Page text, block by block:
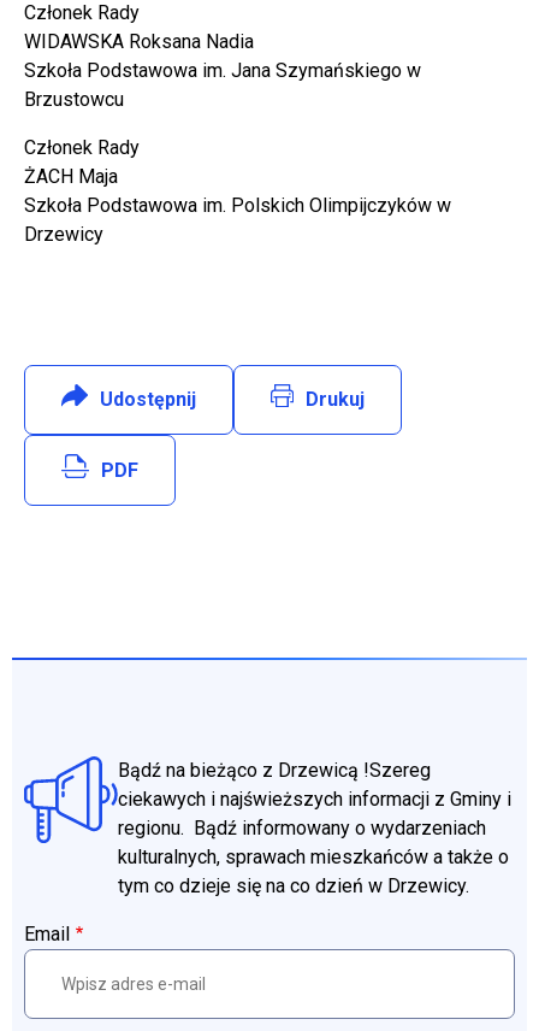
Członek Rady
WIDAWSKA Roksana Nadia
Szkoła Podstawowa im. Jana Szymańskiego w
Brzustowcu
Członek Rady
ŻACH Maja
Szkoła Podstawowa im. Polskich Olimpijczyków w
Drzewicy
Udostępnij: Facebook Drukuj
Will open in new tab
PDF
Bądź na bieżąco z Drzewicą !Szereg
ciekawych i najświeższych informacji z Gminy i
regionu. Bądź informowany o wydarzeniach
kulturalnych, sprawach mieszkańców a także o
tym co dzieje się na co dzień w Drzewicy.
Email